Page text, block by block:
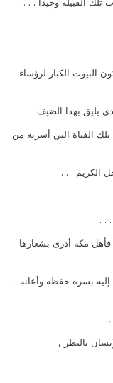
القبيلة وحيداً . . .
البيوت الكبار لرؤساء
يليق بهذا الضيف
الفتاة التي أسرته من
الكريم . . .
.
مكة أدرى بشعارها
بسره حفظه وأعانه .
بالنظر ,